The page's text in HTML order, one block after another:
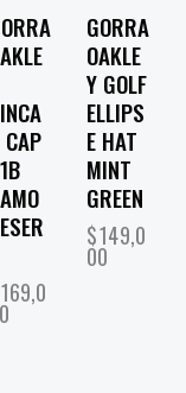
CAP
169,0
GORRA
OAKLE
Y GOLF
ELLIPS
E HAT
MINT
GREEN
$149,0
00